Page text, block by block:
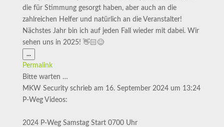
die für Stimmung gesorgt haben, aber auch an die
zahlreichen Helfer und natürlich an die Veranstalter!
Nächstes Jahr bin ich auf jeden Fall wieder mit dabei. Wir
sehen uns in 2025! 👋🏻😊
...Diese
Metabox
Permalink
Bitte warten …
MKW Security schrieb am 16. September 2024 um 13:24
P-Weg Videos:
2024 P-Weg Samstag Start 0700 Uhr